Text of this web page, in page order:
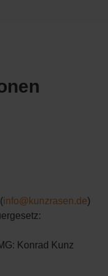
info@kunzrasen.de)
Konrad Kunz